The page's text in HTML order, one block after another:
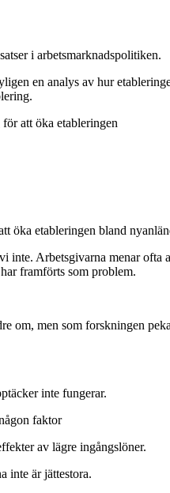
i arbetsmarknadspolitiken.
en analys av hur
att öka etableringen
öka etableringen bland
Arbetsgivarna menar
framförts som problem.
men som forskningen
inte fungerar.
faktor
av lägre ingångslöner.
inte är jättestora.